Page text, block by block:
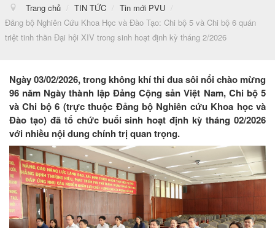
Trang chủ / TIN TỨC / Tin mới PVU
/
Đảng bộ Nghiên Cứu Khoa Học và Đào Tạo: Chi bộ 5 và Chi bộ 6 quán
triệt tinh thần Đại hội XIV trong sinh hoạt định kỳ tháng 2/2026
Ngày 03/02/2026, trong không khí thi đua sôi nổi chào mừng
96 năm Ngày thành lập Đảng Cộng sản Việt Nam, Chi bộ 5
và Chi bộ 6 (trực thuộc Đảng bộ Nghiên cứu Khoa học và
Đào tạo) đã tổ chức buổi sinh hoạt định kỳ tháng 02/2026
với nhiều nội dung chính trị quan trọng.